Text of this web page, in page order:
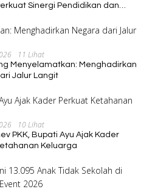
Sinergi Pendidikan dan
11 Lihat
Menyelamatkan: Menghadirkan
Jalur Langit
10 Lihat
PKK, Bupati Ayu Ajak Kader
Keluarga